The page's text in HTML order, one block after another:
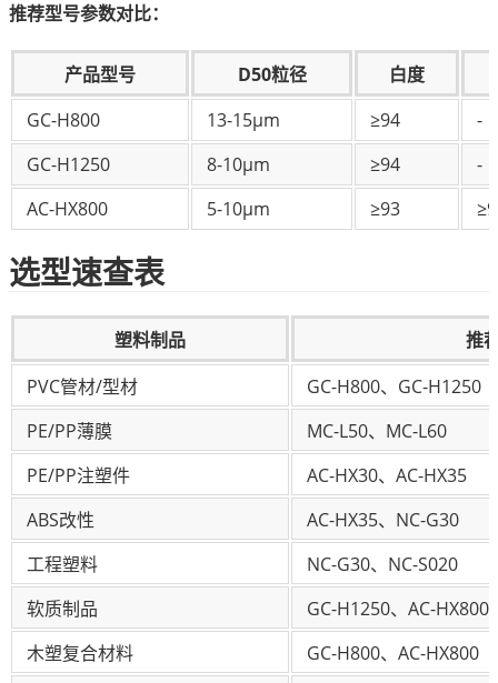
推荐型号参数对比：
产品型号 D50粒径
白度
GC-H800
13-15μm ≥94
-
GC-H1250
8-10μm ≥94
-
AC-HX800
5-10μm ≥93
选型速查表
塑料制品
推
PVC管材/型材
GC-H800、GC-H1250
PE/PP薄膜
MC-L50、MC-L60
PE/PP注塑件
AC-HX30、AC-HX35
ABS改性
AC-HX35、NC-G30
工程塑料
NC-G30、NC-S020
软质制品
GC-H1250、AC-HX800
木塑复合材料
GC-H800、AC-HX800